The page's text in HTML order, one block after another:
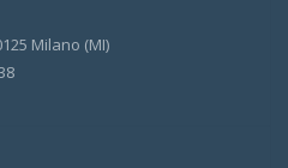
Milano (MI)